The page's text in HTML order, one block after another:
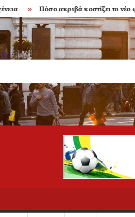
Πόσο ακριβά κοστίζει το νέο